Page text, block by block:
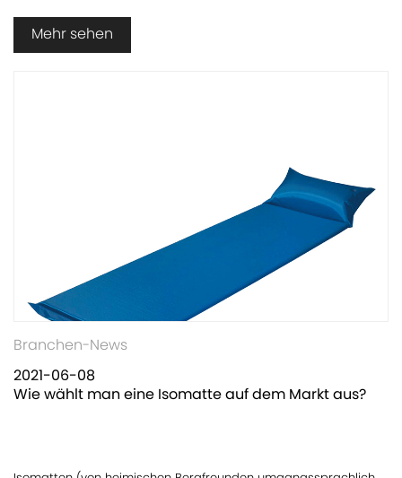
Mehr sehen
Branchen-News
2021-06-08
Wie wählt man eine Isomatte auf dem Markt aus?